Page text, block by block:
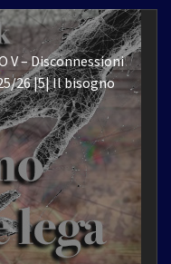
V – Disconnessioni
26 |5| Il bisogno